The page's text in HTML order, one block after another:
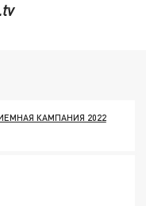
КАМПАНИЯ 2022